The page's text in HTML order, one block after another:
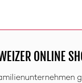
ONLINE